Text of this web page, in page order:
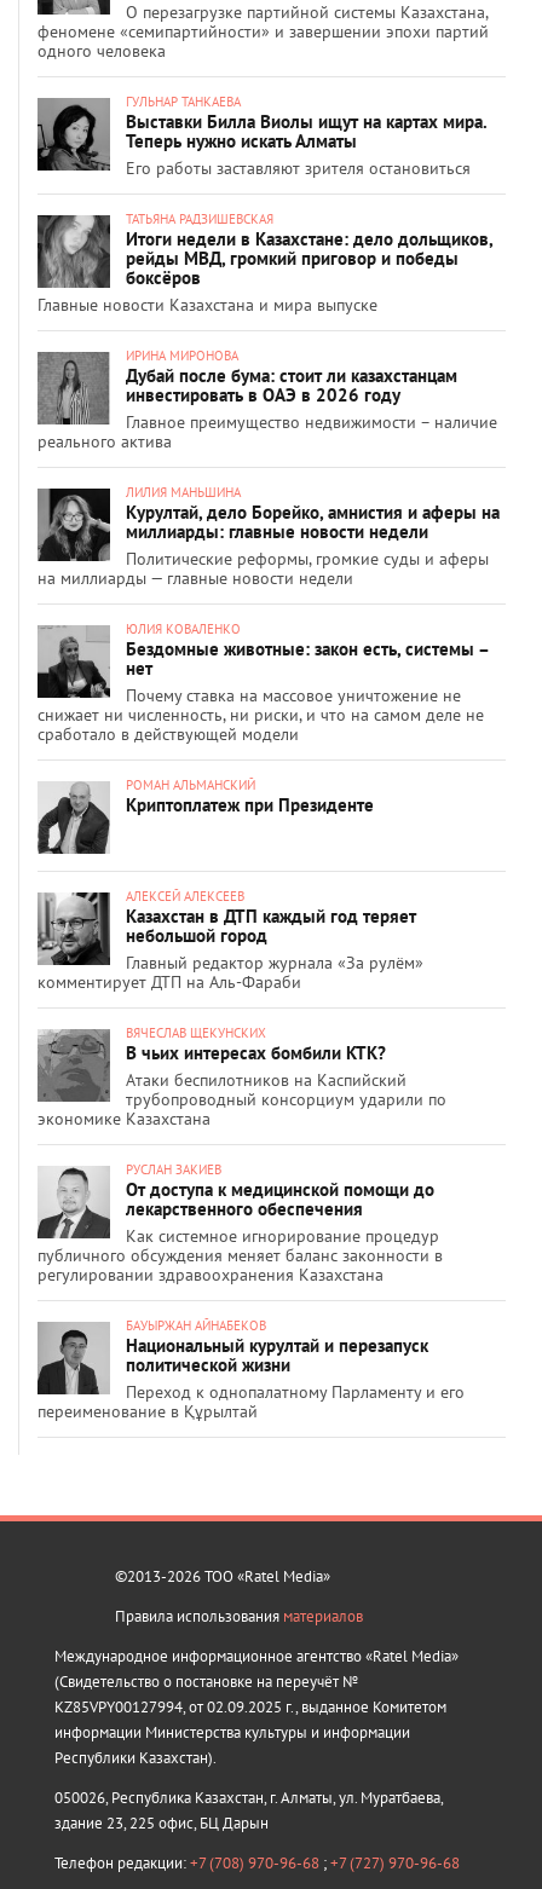
О перезагрузке партийной системы Казахстана,
феномене «семипартийности» и завершении эпохи партий
одного человека
ГУЛЬНАР ТАНКАЕВА
Выставки Билла Виолы ищут на картах мира.
Теперь нужно искать Алматы
Его работы заставляют зрителя остановиться
ТАТЬЯНА РАДЗИШЕВСКАЯ
Итоги недели в Казахстане: дело дольщиков,
рейды МВД, громкий приговор и победы
боксёров
Главные новости Казахстана и мира выпуске
ИРИНА МИРОНОВА
Дубай после бума: стоит ли казахстанцам
инвестировать в ОАЭ в 2026 году
Главное преимущество недвижимости – наличие
реального актива
ЛИЛИЯ МАНЬШИНА
Курултай, дело Борейко, амнистия и аферы на
миллиарды: главные новости недели
Политические реформы, громкие суды и аферы
на миллиарды — главные новости недели
ЮЛИЯ КОВАЛЕНКО
Бездомные животные: закон есть, системы –
нет
Почему ставка на массовое уничтожение не
снижает ни численность, ни риски, и что на самом деле не
сработало в действующей модели
РОМАН АЛЬМАНСКИЙ
Криптоплатеж при Президенте
АЛЕКСЕЙ АЛЕКСЕЕВ
Казахстан в ДТП каждый год теряет
небольшой город
Главный редактор журнала «За рулём»
комментирует ДТП на Аль-Фараби
ВЯЧЕСЛАВ ЩЕКУНСКИХ
В чьих интересах бомбили КТК?
Атаки беспилотников на Каспийский
трубопроводный консорциум ударили по
экономике Казахстана
РУСЛАН ЗАКИЕВ
От доступа к медицинской помощи до
лекарственного обеспечения
Как системное игнорирование процедур
публичного обсуждения меняет баланс законности в
регулировании здравоохранения Казахстана
БАУЫРЖАН АЙНАБЕКОВ
Национальный курултай и перезапуск
политической жизни
Переход к однопалатному Парламенту и его
переименование в Құрылтай
©2013-2026 ТОО «Ratel Media»
Правила использования материалов
Международное информационное агентство «Ratel Media»
(Свидетельство о постановке на переучёт №
KZ85VPY00127994, от 02.09.2025 г., выданное Комитетом
информации Министерства культуры и информации
Республики Казахстан).
050026, Республика Казахстан, г. Алматы, ул. Муратбаева,
здание 23, 225 офис, БЦ Дарын
Телефон редакции:+7 (708) 970-96-68 ;+7 (727) 970-96-68